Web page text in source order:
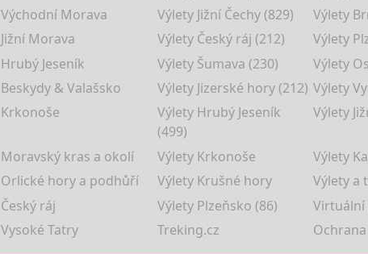
Východní Morava Výlety Jižní Čechy (829)
Výlety
Jižní Morava Výlety Český ráj (212)
Výlety
Hrubý Jeseník Výlety Šumava (230)
Výlety
Beskydy & Valašsko Výlety Jizerské hory (212) Výlety
Krkonoše
Výlety Hrubý Jeseník
(499)
Výlety
Moravský kras a okolí Výlety Krkonoše
Výlety
Orlické hory a podhůří Výlety Krušné hory
Výlety a
Český ráj Výlety Plzeňsko (86)
Vysoké Tatry Treking.cz